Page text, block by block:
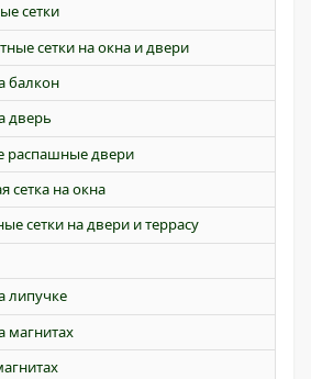
сетки
сетки на окна и двери
балкон
дверь
распашные двери
сетка на окна
сетки на двери и террасу
липучке
магнитах